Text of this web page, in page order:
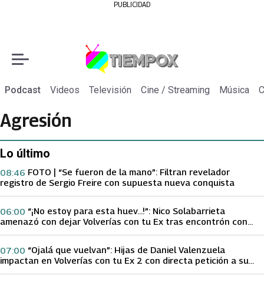
PUBLICIDAD
Podcast Videos Televisión Cine / Streaming Música
Agresión
Lo último
FOTO | “Se fueron de la mano”: Filtran revelador
registro de Sergio Freire con supuesta nueva conquista
08:46
“¡No estoy para esta huev…!”: Nico Solabarrieta
amenazó con dejar Volverías con tu Ex tras encontrón con
06:00
“Ojalá que vuelvan”: Hijas de Daniel Valenzuela
impactan en Volverías con tu Ex 2 con directa petición a su
07:00